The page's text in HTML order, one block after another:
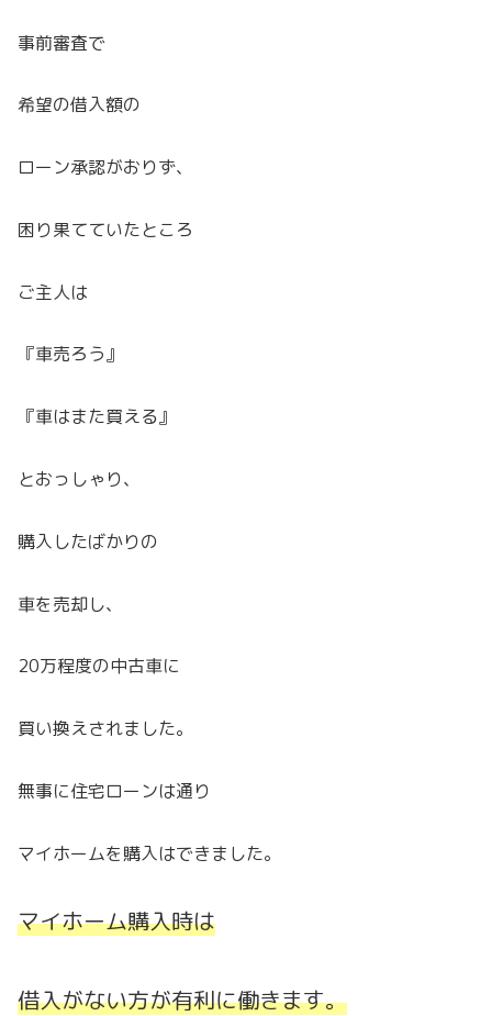
事前審査で
希望の借入額の
ローン承認がおりず、
困り果てていたところ
ご主人は
『車売ろう』
『車はまた買える』
とおっしゃり、
購入したばかりの
車を売却し、
20万程度の中古車に
買い換えされました。
無事に住宅ローンは通り
マイホームを購入はできました。
マイホーム購入時は
借入がない方が有利に働きます。